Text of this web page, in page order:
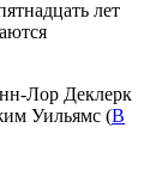
лет
Лор Деклерк
Уильямс (В